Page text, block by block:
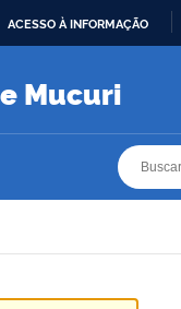
ACESSO À INFORMAÇÃO
Mucuri